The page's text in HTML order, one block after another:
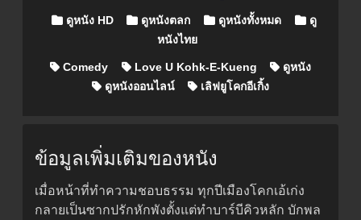
Posted in
ดูหนัง HD ดูหนังตลก ดูหนังทั้งหมด
ดู
หนังไทย
Comedy Love U Kohk-E-Kueng
ดูหนัง
ดูหนังออนไลน์
เลิฟยูโคกอีเกิ้ง
ข้อมูลเพิ่มเติมของหนัง
เมื่อหน้าที่ทำความชอบธรรม ทุกปีเมืองโคกเอ้เก่ง
กลายเป็นซากปรักหักพังตั้งแต่ทำบาร์บีคิวหลัก บักพล